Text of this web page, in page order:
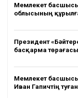
Мемлекет басшысы
облысының
Президент
басқарма
Мемлекет
Иван Гапичтің